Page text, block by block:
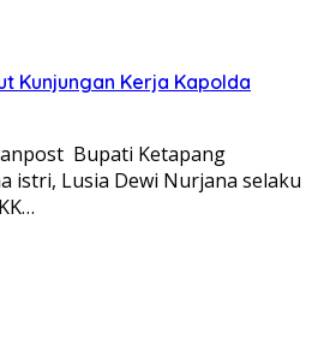
Kunjungan Kerja Kapolda
Bupati Ketapang
istri, Lusia Dewi Nurjana selaku